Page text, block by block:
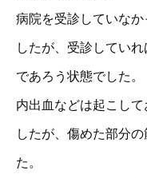
病院を受診していな
したが、受診してい
であろう状態でした。
内出血などは起こし
したが、傷めた部分
た。